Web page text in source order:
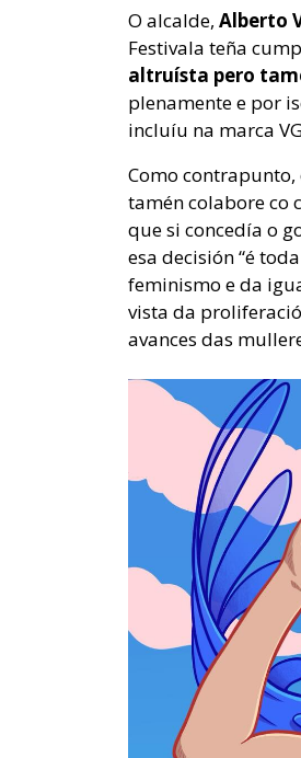
O alcalde, Alberto
Festivala teña
altruísta pero
plenamente e por
incluíu na marca
Como
tamén colabore co
que si concedía o
esa decisión “é
feminismo e da
vista da
avances das